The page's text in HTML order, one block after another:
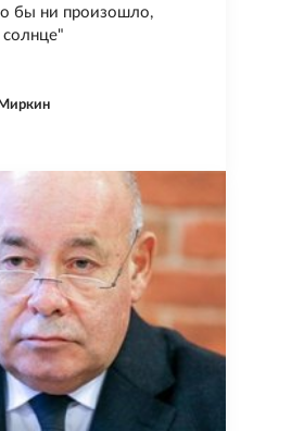
бы ни произошло,